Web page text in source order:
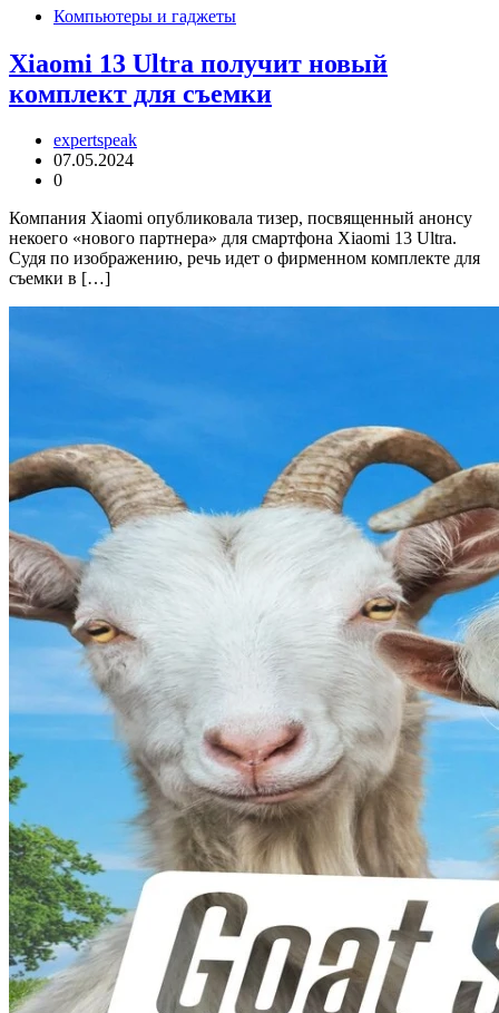
Компьютеры и гаджеты
Xiaomi 13 Ultra получит новый
комплект для съемки
expertspeak
07.05.2024
0
Компания Xiaomi опубликовала тизер, посвященный анонсу
некоего «нового партнера» для смартфона Xiaomi 13 Ultra.
Судя по изображению, речь идет о фирменном комплекте для
съемки в […]